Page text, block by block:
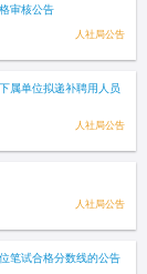
审核公告
人社局公告
属单位拟递补聘用人员
人社局公告
人社局公告
笔试合格分数线的公告